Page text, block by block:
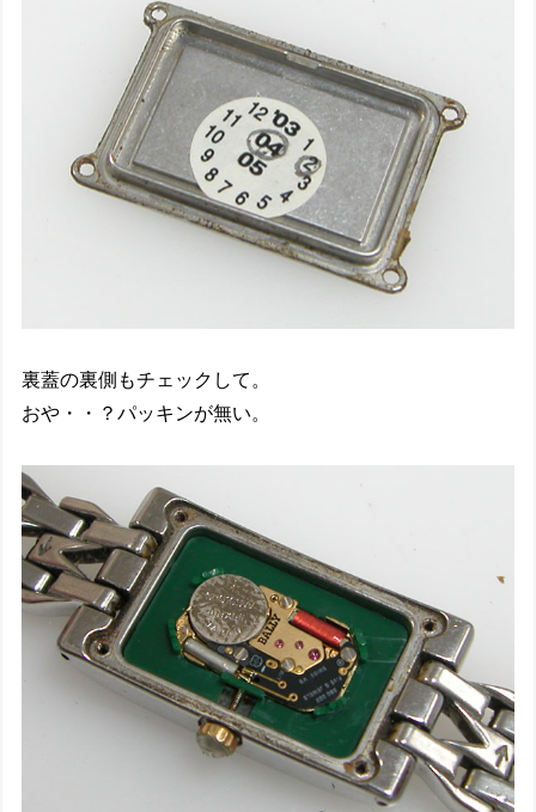
裏蓋の裏側もチェックして。
おや・・？パッキンが無い。